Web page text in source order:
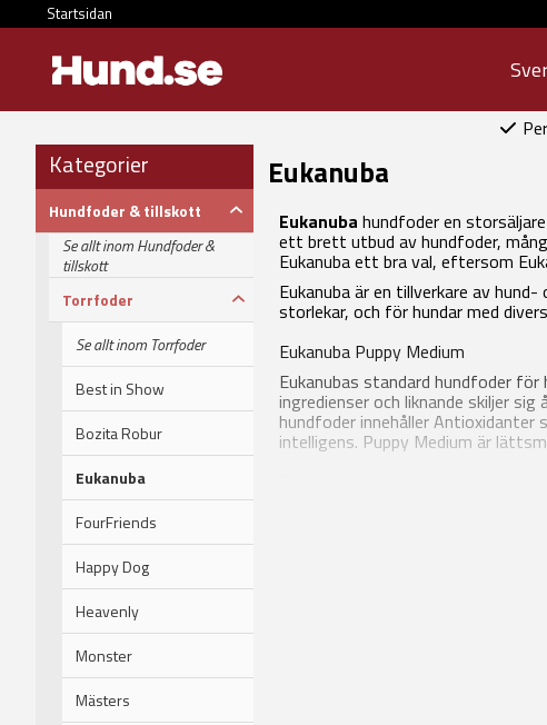
Startsidan
Kategorier
Hundfoder & tillskott
Se allt inom Hundfoder &
tillskott
Torrfoder
Se allt inom Torrfoder
Best in Show
Bozita Robur
Eukanuba
FourFriends
Happy Dog
Heavenly
Monster
Mästers
Eukanuba
Eukanuba hundfoder en
ett brett utbud av hundfoder,
Eukanuba ett bra val, eftersom
Eukanuba är en tillverkare av
storlekar, och för hundar med
Eukanuba Puppy Medium
Eukanubas standard hundfoder
ingredienser och liknande skiljer
hundfoder innehåller
intelligens. Puppy Medium är
Eukanuba erbjuder hundfoder
med olika problem; till exempel